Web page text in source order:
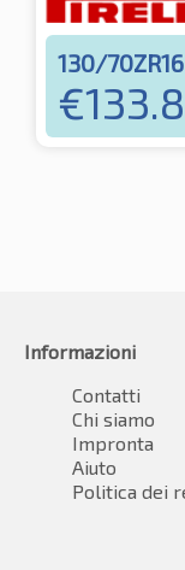
130/
€
Informazioni
Contatti
Chi siamo
Impronta
Aiuto
Politica dei